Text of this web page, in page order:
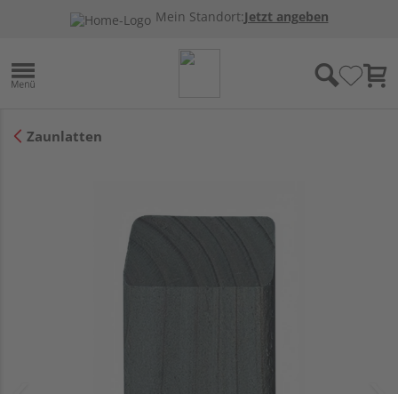
Mein Standort:Jetzt angeben
Zaunlatten